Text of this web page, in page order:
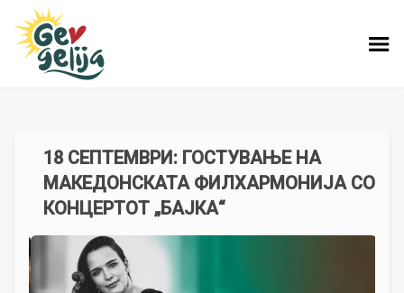
18 СЕПТЕМВРИ: ГОСТУВАЊЕ НА
МАКЕДОНСКАТА ФИЛХАРМОНИЈА СО
КОНЦЕРТОТ „БАЈКА“